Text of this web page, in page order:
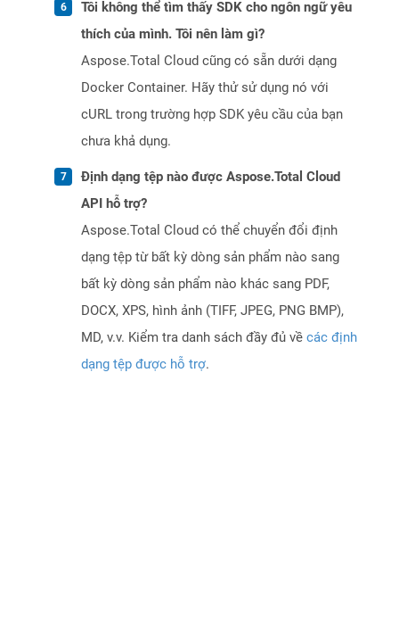
Tôi không thể tìm thấy SDK cho ngôn ngữ yêu
thích của mình. Tôi nên làm gì?
Aspose.Total Cloud cũng có sẵn dưới dạng
Docker Container. Hãy thử sử dụng nó với
cURL trong trường hợp SDK yêu cầu của bạn
chưa khả dụng.
Định dạng tệp nào được Aspose.Total Cloud
API hỗ trợ?
Aspose.Total Cloud có thể chuyển đổi định
dạng tệp từ bất kỳ dòng sản phẩm nào sang
bất kỳ dòng sản phẩm nào khác sang PDF,
DOCX, XPS, hình ảnh (TIFF, JPEG, PNG BMP),
MD, v.v. Kiểm tra danh sách đầy đủ về các định
dạng tệp được hỗ trợ.